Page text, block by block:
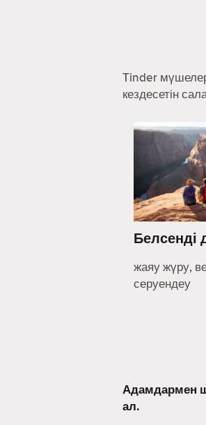
Tinder
кездесетін
жаяу жүру,
серуендеу
Адамдармен
ал.